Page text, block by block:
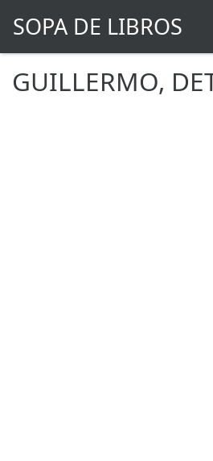
SOPA DE LIBROS
GUILLERMO,